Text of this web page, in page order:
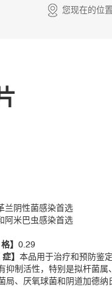
您现在的位置
兰阴性菌感染首选
阿米巴虫感染首选
】 0.29
】 本品用于治疗和预防鉴
抑制活性，特别是拟杆菌
局、厌氧球菌和阴道加德纳